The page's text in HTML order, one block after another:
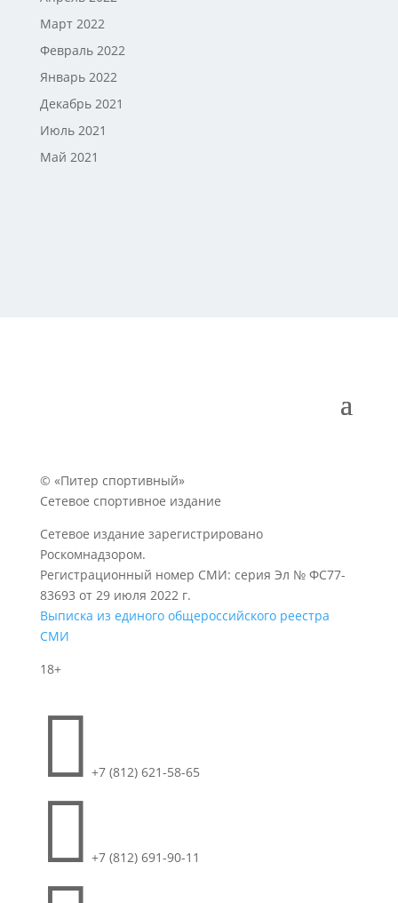
Март 2022
Февраль 2022
Январь 2022
Декабрь 2021
Июль 2021
Май 2021
© «Питер спортивный»
Сетевое спортивное издание
Сетевое издание зарегистрировано
Роскомнадзором.
Регистрационный номер СМИ: серия Эл № ФС77-
83693 от 29 июля 2022 г.
Выписка из единого общероссийского реестра
СМИ
18+
 +7 (812) 621-58-65
 +7 (812) 691-90-11